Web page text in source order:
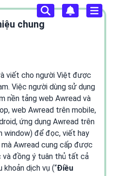
chung
viết cho người Việt được
Việc người dùng sử dụng
nền tảng web Awread và
web Awread trên mobile,
ứng dụng Awread trên
window) để đọc, viết hay
Awread cung cấp được
và đồng ý tuân thủ tất cả
dịch vụ (“Điều